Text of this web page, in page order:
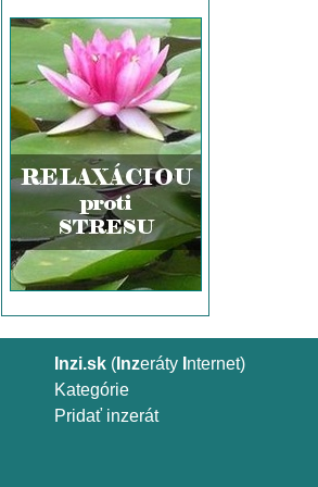
Inzi.sk ( Inzeráty nternet)
Kategórie
Pridať inzerát